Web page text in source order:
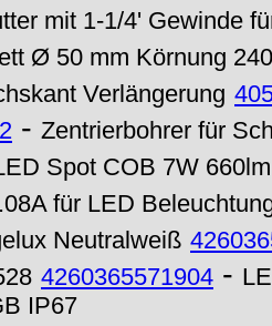
mit 1-1/4' Gewinde
Ø 50 mm Körnung 240
Verlängerung
- Zentrierbohrer für
Spot COB 7W
für LED
Neutralweiß
4260365571904 -
IP67